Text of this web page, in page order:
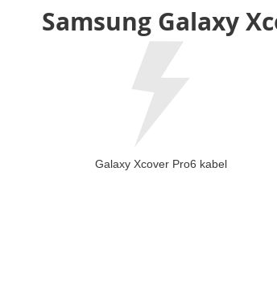
Samsung Galaxy
Galaxy Xcover Pro6 kabel